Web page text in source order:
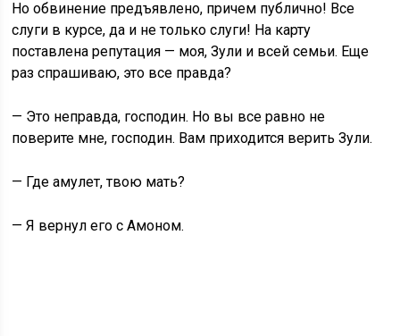
Но обвинение предъявлено, причем публично! Все
слуги в курсе, да и не только слуги! На карту
поставлена репутация — моя, Зули и всей семьи. Еще
раз спрашиваю, это все правда?
— Это неправда, господин. Но вы все равно не
поверите мне, господин. Вам приходится верить Зули.
— Где амулет, твою мать?
— Я вернул его с Амоном.